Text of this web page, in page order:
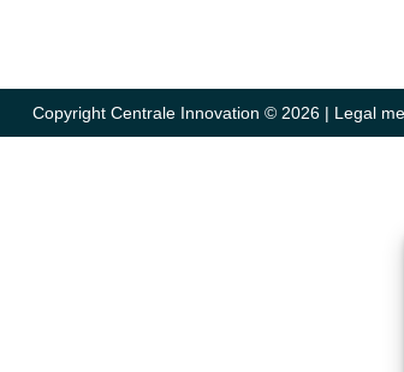
Copyright Centrale Innovation © 2026 | Legal